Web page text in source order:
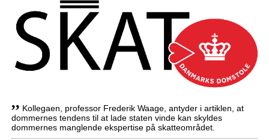
,, Kollegaen, professor Frederik Waage, antyder i artiklen, at
dommernes tendens til at lade staten vinde kan skyldes
dommernes manglende ekspertise på skatteområdet.